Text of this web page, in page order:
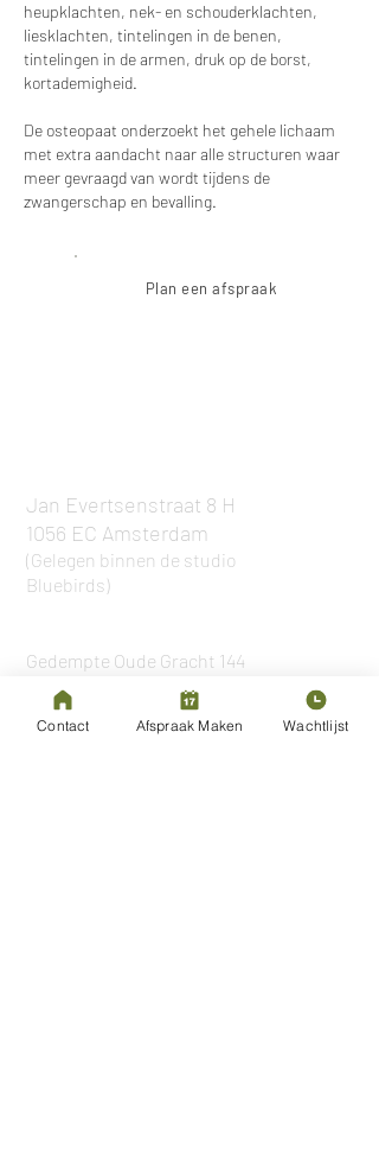
heupklachten, nek- en schouderklachten,
liesklachten, tintelingen in de benen,
tintelingen in de armen, druk op de borst,
kortademigheid.
De osteopaat onderzoekt het gehele lichaam
met extra aandacht naar alle structuren waar
meer gevraagd van wordt tijdens de
zwangerschap en bevalling.
Plan een afspraak
Jan Evertsenstraat 8 H
1056 EC Amsterdam
(Gelegen binnen de studio
Bluebirds)
Gedempte Oude Gracht 144
2011 GX Haarlem
Contact Afspraak Maken Wachtlijst